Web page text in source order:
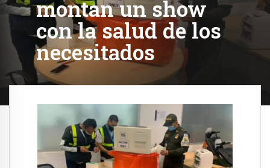
montan un show
con la salud de los
necesitados